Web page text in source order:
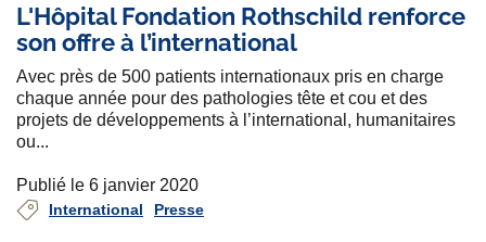
L'Hôpital Fondation Rothschild renforce
son offre à l’international
Avec près de 500 patients internationaux pris en charge
chaque année pour des pathologies tête et cou et des
projets de développements à l’international, humanitaires
ou...
Publié le 6 janvier 2020
International Presse